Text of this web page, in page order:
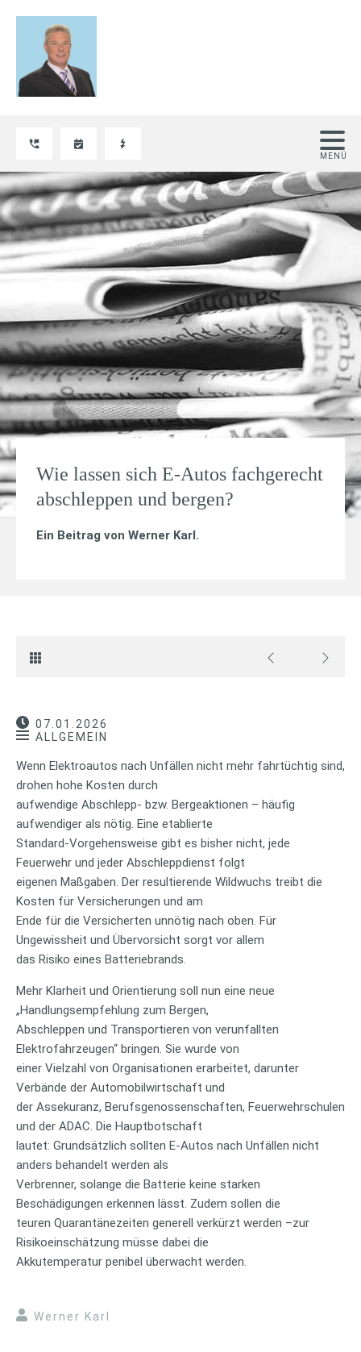
Wie lassen sich E-Autos fachgerecht
abschleppen und bergen?
Ein Beitrag von Werner Karl.
07.01.2026
ALLGEMEIN
Wenn Elektroautos nach Unfällen nicht mehr fahrtüchtig sind,
drohen hohe Kosten durch
aufwendige Abschlepp- bzw. Bergeaktionen – häufig
aufwendiger als nötig. Eine etablierte
Standard-Vorgehensweise gibt es bisher nicht, jede
Feuerwehr und jeder Abschleppdienst folgt
eigenen Maßgaben. Der resultierende Wildwuchs treibt die
Kosten für Versicherungen und am
Ende für die Versicherten unnötig nach oben. Für
Ungewissheit und Übervorsicht sorgt vor allem
das Risiko eines Batteriebrands.
Mehr Klarheit und Orientierung soll nun eine neue
„Handlungsempfehlung zum Bergen,
Abschleppen und Transportieren von verunfallten
Elektrofahrzeugen“ bringen. Sie wurde von
einer Vielzahl von Organisationen erarbeitet, darunter
Verbände der Automobilwirtschaft und
der Assekuranz, Berufsgenossenschaften, Feuerwehrschulen
und der ADAC. Die Hauptbotschaft
lautet: Grundsätzlich sollten E-Autos nach Unfällen nicht
anders behandelt werden als
Verbrenner, solange die Batterie keine starken
Beschädigungen erkennen lässt. Zudem sollen die
teuren Quarantänezeiten generell verkürzt werden –zur
Risikoeinschätzung müsse dabei die
Akkutemperatur penibel überwacht werden.
Werner Karl